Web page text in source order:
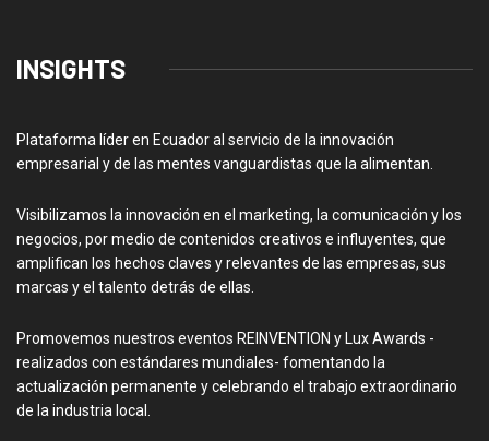
INSIGHTS
Plataforma líder en Ecuador al servicio de la innovación
empresarial y de las mentes vanguardistas que la alimentan.
Visibilizamos la innovación en el marketing, la comunicación y los
negocios, por medio de contenidos creativos e influyentes, que
amplifican los hechos claves y relevantes de las empresas, sus
marcas y el talento detrás de ellas.
Promovemos nuestros eventos REINVENTION y Lux Awards -
realizados con estándares mundiales- fomentando la
actualización permanente y celebrando el trabajo extraordinario
de la industria local.